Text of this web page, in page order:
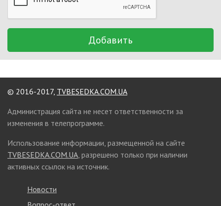
Добавить
© 2016-2017, TVBESEDKA.COM.UA
Администрация сайта не несет ответственности за
изменения в телепрограмме.
Использование информации, размещенной на сайте
TVBESEDKA.COM.UA , разрешено только при наличии
активных ссылок на источник.
Новости